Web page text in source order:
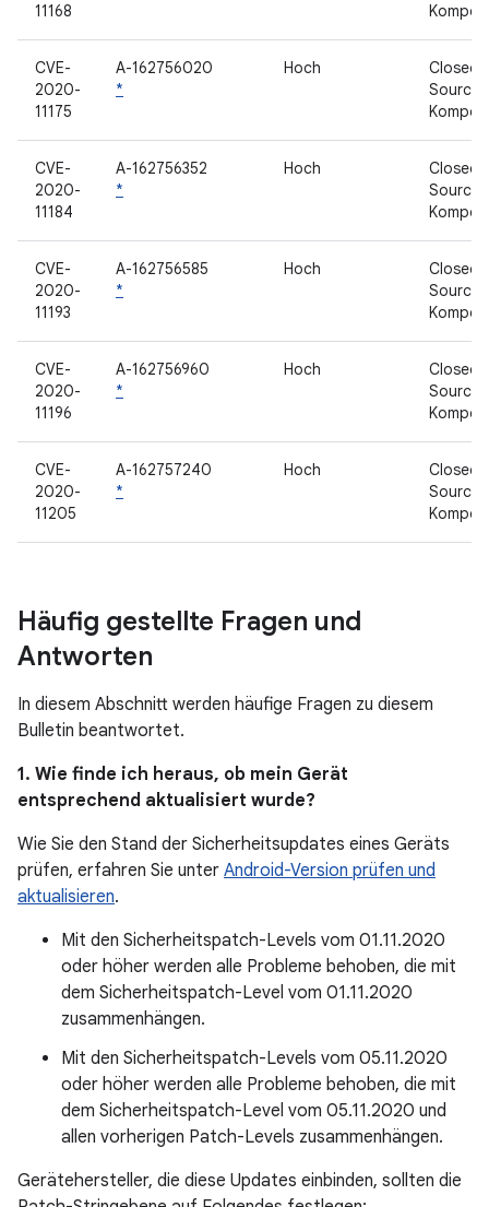
11168
CVE-
2020-
11175
A-162756020
*
Hoch
Closed-
Source-
CVE-
2020-
11184
A-162756352
*
Hoch
Closed-
Source-
CVE-
2020-
11193
A-162756585
*
Hoch
Closed-
Source-
CVE-
2020-
11196
A-162756960
*
Hoch
Closed-
Source-
CVE-
2020-
11205
A-162757240
*
Hoch
Closed-
Source-
Häufig gestellte Fragen und
Antworten
In diesem Abschnitt werden häufige Fragen zu diesem
Bulletin beantwortet.
1. Wie finde ich heraus, ob mein Gerät
entsprechend aktualisiert wurde?
Wie Sie den Stand der Sicherheitsupdates eines Geräts
prüfen, erfahren Sie unter Android-Version prüfen und
aktualisieren.
Mit den Sicherheitspatch-Levels vom 01.11.2020
oder höher werden alle Probleme behoben, die mit
dem Sicherheitspatch-Level vom 01.11.2020
zusammenhängen.
Mit den Sicherheitspatch-Levels vom 05.11.2020
oder höher werden alle Probleme behoben, die mit
dem Sicherheitspatch-Level vom 05.11.2020 und
allen vorherigen Patch-Levels zusammenhängen.
Gerätehersteller, die diese Updates einbinden, sollten die